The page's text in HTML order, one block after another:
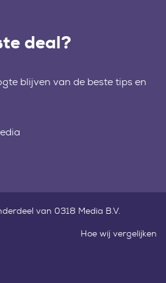
deal?
blijven van de beste tips en
van 0318 Media B.V.
Hoe wij vergelijken